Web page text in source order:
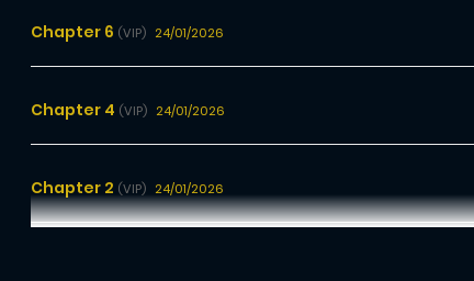
Chapter 6 (VIP) 24/01/2026
Chapter 4 (VIP) 24/01/2026
Chapter 2 (VIP) 24/01/2026